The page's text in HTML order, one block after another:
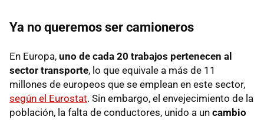
Ya no queremos ser camioneros
En Europa, uno de cada 20 trabajos pertenecen al
sector transporte, lo que equivale a más de 11
millones de europeos que se emplean en este sector,
según el Eurostat. Sin embargo, el envejecimiento de la
población, la falta de conductores, unido a un cambio